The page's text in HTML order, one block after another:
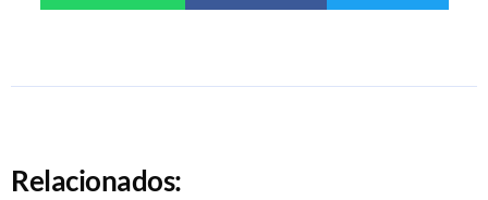
Relacionados: